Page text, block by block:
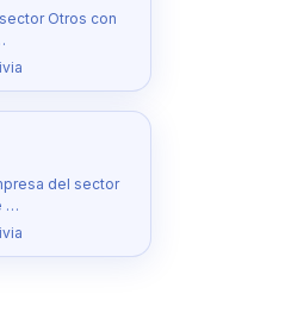
Otros con
del sector
…